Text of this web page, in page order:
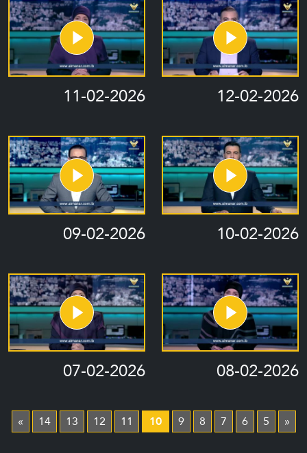
12-02-2026
11-02-2026
10-02-2026
09-02-2026
08-02-2026
07-02-2026
«
5
6
7
8
9
10
11
12
13
14
»